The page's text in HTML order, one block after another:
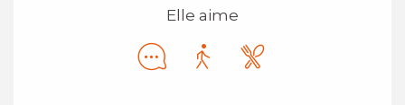
Elle aime